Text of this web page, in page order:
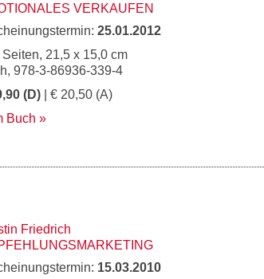
VERKAUFEN
25.01.2012
Seiten, 21,5 x 15,0 cm
978-3-86936-339-4
(D) | € 20,50 (A)
Buch
Friedrich
15.03.2010